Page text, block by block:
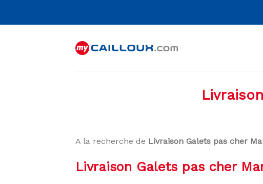
A la recherche de Livraison Galets pas cher
Livraison Galets pas cher